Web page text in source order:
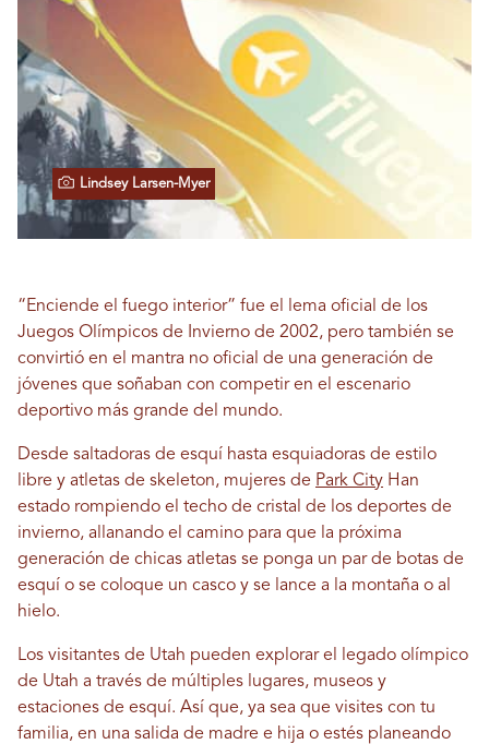
Lindsey Larsen-Myer
“Enciende el fuego interior” fue el lema oficial de los
Juegos Olímpicos de Invierno de 2002, pero también se
convirtió en el mantra no oficial de una generación de
jóvenes que soñaban con competir en el escenario
deportivo más grande del mundo.
Desde saltadoras de esquí hasta esquiadoras de estilo
libre y atletas de skeleton, mujeres de Park City Han
estado rompiendo el techo de cristal de los deportes de
invierno, allanando el camino para que la próxima
generación de chicas atletas se ponga un par de botas de
esquí o se coloque un casco y se lance a la montaña o al
hielo.
Los visitantes de Utah pueden explorar el legado olímpico
de Utah a través de múltiples lugares, museos y
estaciones de esquí. Así que, ya sea que visites con tu
familia, en una salida de madre e hija o estés planeando